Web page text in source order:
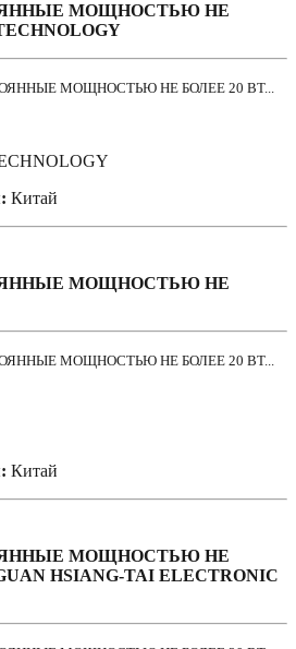
МОЩНОСТЬЮ НЕ
МОЩНОСТЬЮ НЕ БОЛЕЕ 20 ВТ...
Китай
МОЩНОСТЬЮ НЕ
МОЩНОСТЬЮ НЕ БОЛЕЕ 20 ВТ...
Китай
МОЩНОСТЬЮ НЕ
HSIANG-TAI ELECTRONIC